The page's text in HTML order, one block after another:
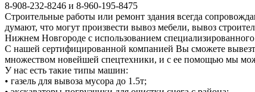
8-908-232-8246 и 8-960-195-8475
Строительные работы или ремонт здания всегда
думают, что могут произвести вывоз мебели, вывоз
Нижнем Новгороде с использованием
С нашей сертифицированной компанией Вы сможете
множеством новейшей спецтехники, и с ее помощью мы
У нас есть такие типы машин:
• газель для вывоза мусора до 1.5т;